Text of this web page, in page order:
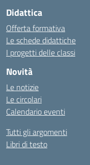
Didattica
Offerta formativa
Le schede didattiche
I progetti delle classi
Novità
Le notizie
Le circolari
Calendario eventi
Tutti gli argomenti
Libri di testo